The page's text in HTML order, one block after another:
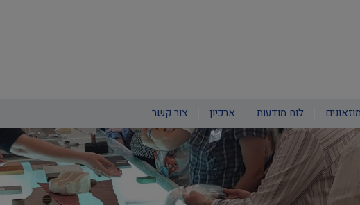
לוח מודעות ארכיון צור קשר